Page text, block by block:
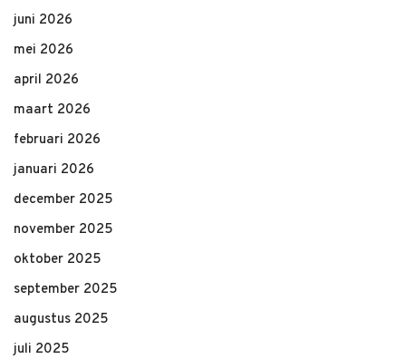
juni 2026
mei 2026
april 2026
maart 2026
februari 2026
januari 2026
december 2025
november 2025
oktober 2025
september 2025
augustus 2025
juli 2025